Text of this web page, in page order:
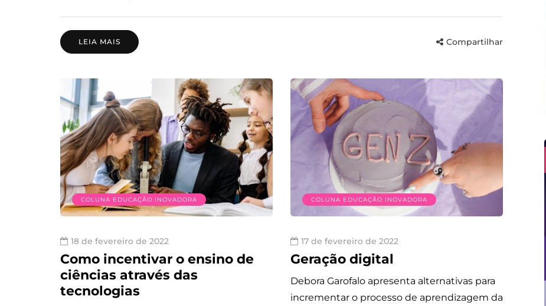
LEIA MAIS Compartilhar
COLUNA EDUCAÇÃO INOVADORA
18 de fevereiro de 2022
Como incentivar o ensino de
ciências através das
tecnologias
COLUNA EDUCAÇÃO INOVADORA
17 de fevereiro de 2022
Geração digital
Debora Garofalo apresenta alternativas para
incrementar o processo de aprendizagem da